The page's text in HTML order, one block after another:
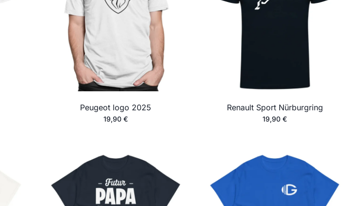
Peugeot logo 2025
19,90 €
Renault Sport Nürburgring
19,90 €